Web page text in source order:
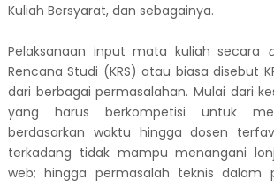
Kuliah Bersyarat, dan sebagainya.
Pelaksanaan input mata kuliah secara
Rencana Studi (KRS) atau biasa disebut
dari berbagai permasalahan. Mulai dari
yang harus berkompetisi untuk
berdasarkan waktu hingga dosen
terkadang tidak mampu menangani
web; hingga permasalah teknis dalam